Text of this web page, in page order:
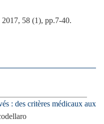
2017, 58 (1), pp.7-40.
: des critères médicaux aux